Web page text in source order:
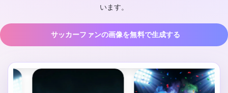
います。
サッカーファンの画像を無料で生成する